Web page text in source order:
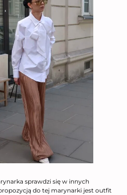
sprawdzi się w innych
do tej marynarki jest outfit